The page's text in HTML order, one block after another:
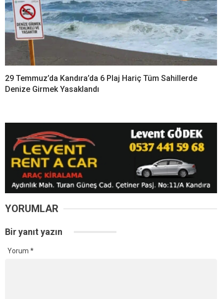
29 Temmuz’da Kandıra’da 6 Plaj Hariç Tüm Sahillerde
Denize Girmek Yasaklandı
YORUMLAR
Bir yanıt yazın
Yorum *